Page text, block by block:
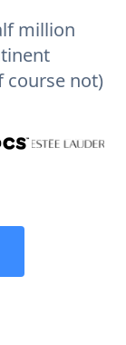
million
course not)